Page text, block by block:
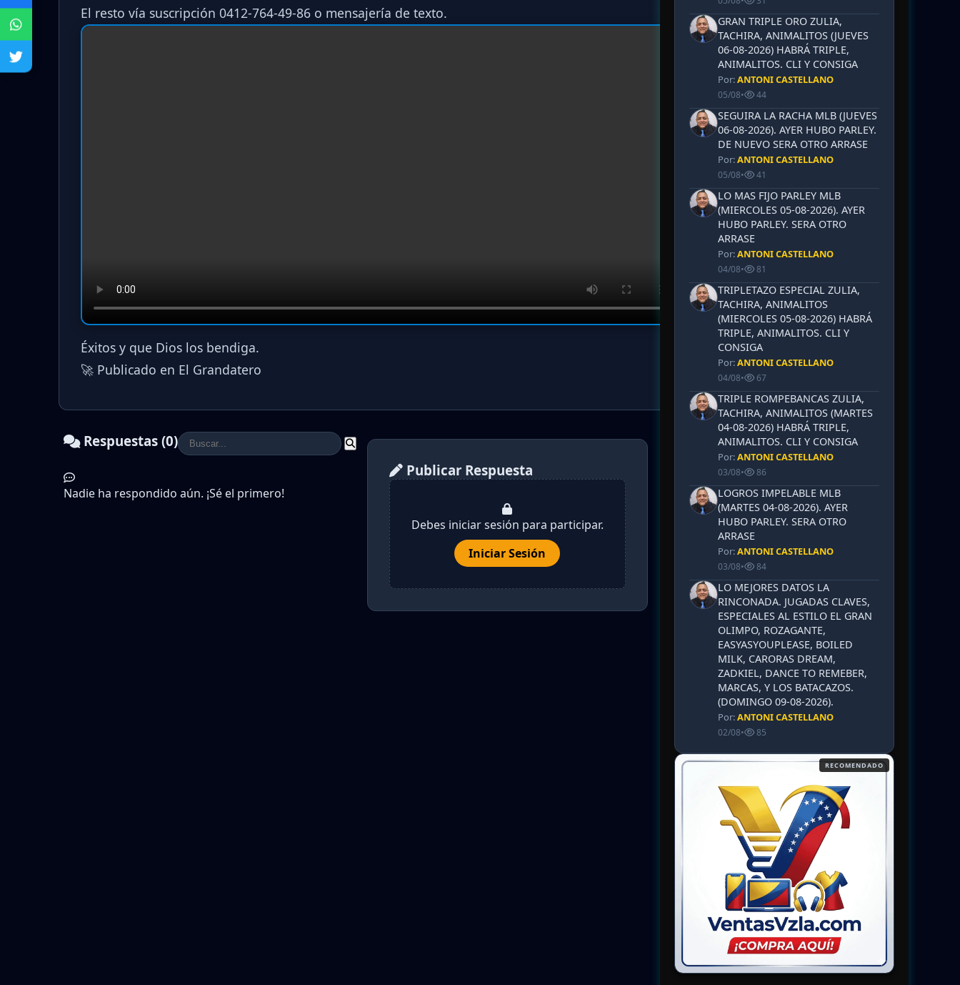
El resto vía suscripción 0412-764-49-86 o mensajería de texto.
Éxitos y que Dios los bendiga.
🚀 Publicado en El Grandatero
Respuestas (0)
Nadie ha respondido aún. ¡Sé el primero!
Publicar Respuesta
Debes iniciar sesión para participar.
Iniciar Sesión
GRAN TRIPLE ORO ZULIA,
TACHIRA, ANIMALITOS (JUEVES
06-08-2026) HABRÁ TRIPLE,
ANIMALITOS. CLI Y CONSIGA
Por:ANTONI CASTELLANO
05/08• 44
SEGUIRA LA RACHA MLB (JUEVES
06-08-2026). AYER HUBO PARLEY.
DE NUEVO SERA OTRO ARRASE
Por:ANTONI CASTELLANO
05/08• 41
LO MAS FIJO PARLEY MLB
(MIERCOLES 05-08-2026). AYER
HUBO PARLEY. SERA OTRO
ARRASE
Por:ANTONI CASTELLANO
04/08• 81
TRIPLETAZO ESPECIAL ZULIA,
TACHIRA, ANIMALITOS
(MIERCOLES 05-08-2026) HABRÁ
TRIPLE, ANIMALITOS. CLI Y
CONSIGA
Por:ANTONI CASTELLANO
04/08• 67
TRIPLE ROMPEBANCAS ZULIA,
TACHIRA, ANIMALITOS (MARTES
04-08-2026) HABRÁ TRIPLE,
ANIMALITOS. CLI Y CONSIGA
Por:ANTONI CASTELLANO
03/08• 86
LOGROS IMPELABLE MLB
(MARTES 04-08-2026). AYER
HUBO PARLEY. SERA OTRO
ARRASE
Por:ANTONI CASTELLANO
03/08• 84
LO MEJORES DATOS LA
RINCONADA. JUGADAS CLAVES,
ESPECIALES AL ESTILO EL GRAN
OLIMPO, ROZAGANTE,
EASYASYOUPLEASE, BOILED
MILK, CARORAS DREAM,
ZADKIEL, DANCE TO REMEBER,
MARCAS, Y LOS BATACAZOS.
(DOMINGO 09-08-2026).
Por:ANTONI CASTELLANO
02/08• 85
RECOMENDADO